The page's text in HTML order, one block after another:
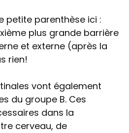
petite parenthèse ici :
plus grande barrière
et externe (après la
rien!
vont également
du groupe B. Ces
dans la
cerveau, de